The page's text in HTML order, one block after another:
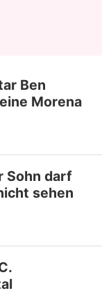
Ben
Morena
Sohn darf
sehen